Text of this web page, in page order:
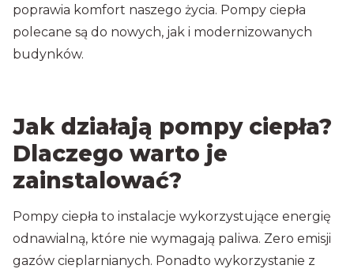
poprawia komfort naszego życia. Pompy ciepła
polecane są do nowych, jak i modernizowanych
budynków.
Jak działają pompy ciepła?
Dlaczego warto je
zainstalować?
Pompy ciepła to instalacje wykorzystujące energię
odnawialną, które nie wymagają paliwa. Zero emisji
gazów cieplarnianych. Ponadto wykorzystanie z